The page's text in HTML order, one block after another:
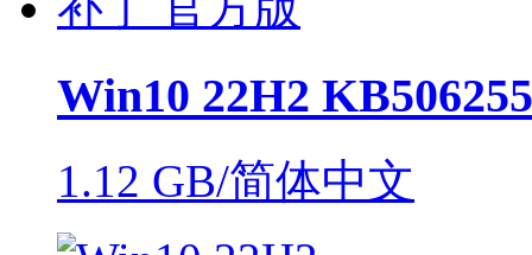
Win10 22H2
1.12 GB/简体中文